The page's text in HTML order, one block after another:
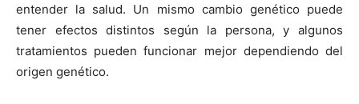
entender la salud. Un mismo cambio genético puede
tener efectos distintos según la persona, y algunos
tratamientos pueden funcionar mejor dependiendo del
origen genético.